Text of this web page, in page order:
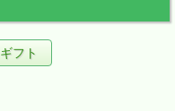
ギフト